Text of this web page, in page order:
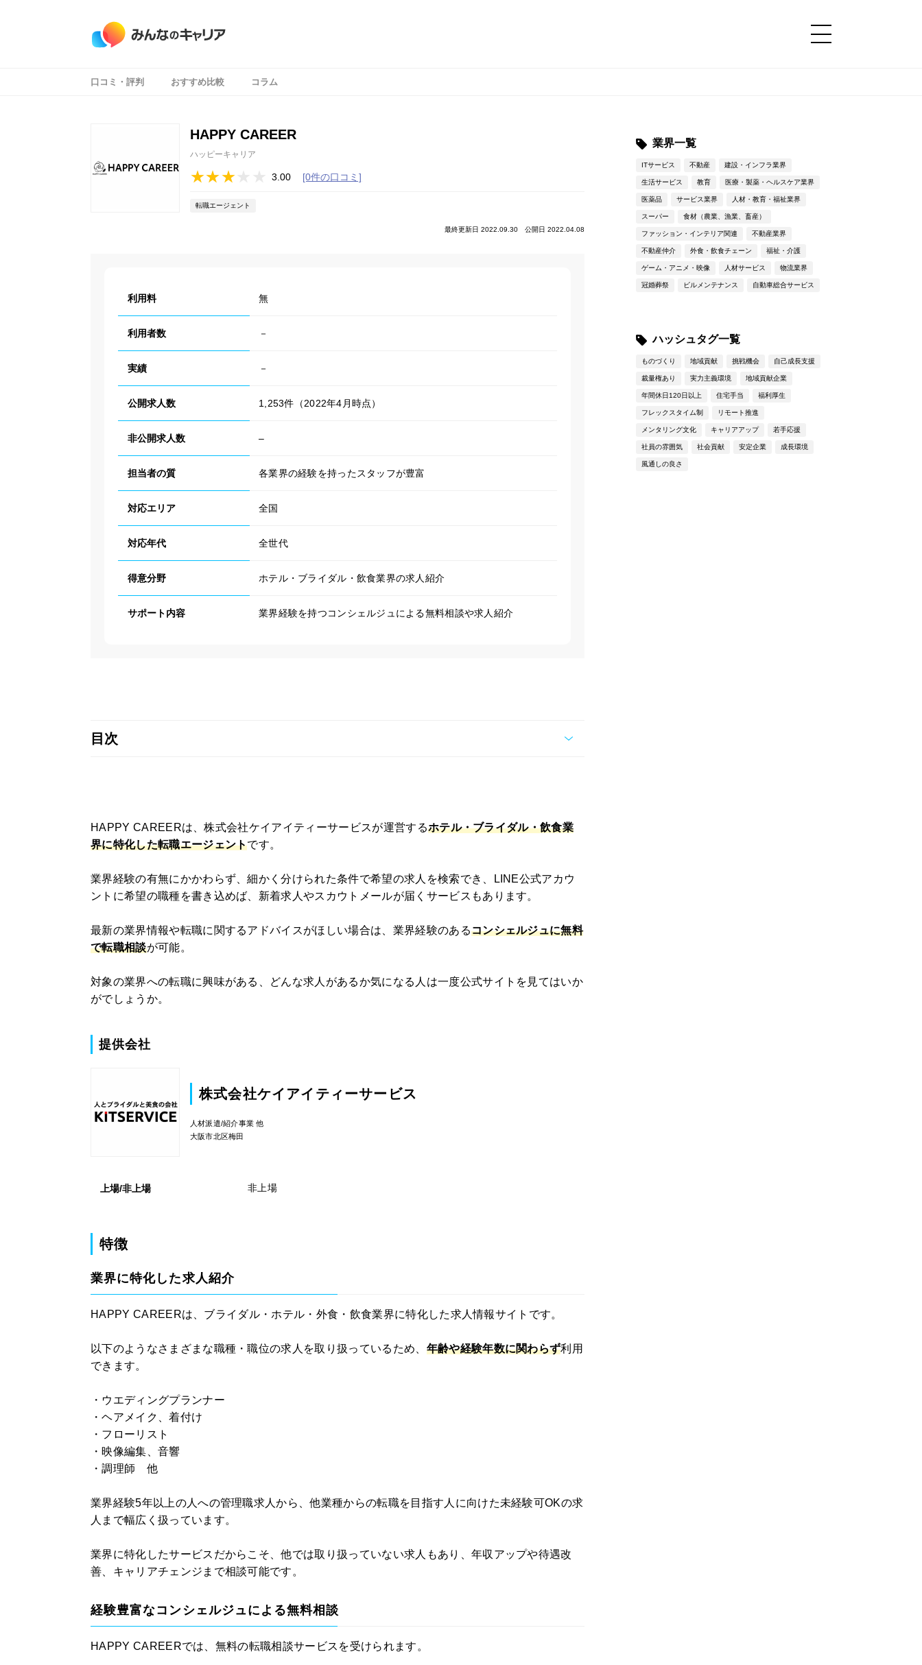
口コミ・評判 おすすめ比較 コラム
HAPPY CAREER
ハッピーキャリア
3.00 [0件の口コミ]
転職エージェント
最終更新日 2022.09.30 公開日 2022.04.08
利用料 無
利用者数 －
実績 －
公開求人数 1,253件（2022年4月時点）
非公開求人数 –
担当者の質 各業界の経験を持ったスタッフが豊富
対応エリア 全国
対応年代 全世代
得意分野 ホテル・ブライダル・飲食業界の求人紹介
サポート内容 業界経験を持つコンシェルジュによる無料相談や求人紹介
目次
HAPPY CAREERは、株式会社ケイアイティーサービスが運営するホテル・ブライダル・飲食業
界に特化した転職エージェントです。
業界経験の有無にかかわらず、細かく分けられた条件で希望の求人を検索でき、LINE公式アカウ
ントに希望の職種を書き込めば、新着求人やスカウトメールが届くサービスもあります。
最新の業界情報や転職に関するアドバイスがほしい場合は、業界経験のあるコンシェルジュに無料
で転職相談が可能。
対象の業界への転職に興味がある、どんな求人があるか気になる人は一度公式サイトを見てはいか
がでしょうか。
提供会社
株式会社ケイアイティーサービス
人材派遣/紹介事業 他
大阪市北区梅田
上場/非上場 非上場
特徴
業界に特化した求人紹介
HAPPY CAREERは、ブライダル・ホテル・外食・飲食業界に特化した求人情報サイトです。
以下のようなさまざまな職種・職位の求人を取り扱っているため、 年齢や経験年数に関わらず利用
できます。
・ウエディングプランナー
・ヘアメイク、着付け
・フローリスト
・映像編集、音響
・調理師 他
業界経験5年以上の人への管理職求人から、他業種からの転職を目指す人に向けた未経験可OKの求
人まで幅広く扱っています。
業界に特化したサービスだからこそ、他では取り扱っていない求人もあり、年収アップや待遇改
善、キャリアチェンジまで相談可能です。
経験豊富なコンシェルジュによる無料相談
HAPPY CAREERでは、無料の転職相談サービスを受けられます。
業界一覧
ITサービス 不動産 建設・インフラ業界
生活サービス 教育 医療・製薬・ヘルスケア業界
医薬品 サービス業界 人材・教育・福祉業界
スーパー 食材（農業、漁業、畜産）
ファッション・インテリア関連 不動産業界
不動産仲介 外食・飲食チェーン 福祉・介護
ゲーム・アニメ・映像 人材サービス 物流業界
冠婚葬祭 ビルメンテナンス 自動車総合サービス
ハッシュタグ一覧
ものづくり 地域貢献 挑戦機会 自己成長支援
裁量権あり 実力主義環境 地域貢献企業
年間休日120日以上 住宅手当 福利厚生
フレックスタイム制 リモート推進
メンタリング文化 キャリアアップ 若手応援
社員の雰囲気 社会貢献 安定企業 成長環境
風通しの良さ